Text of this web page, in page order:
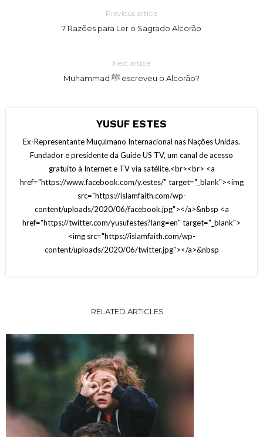
Previous article
7 Razões para Ler o Sagrado Alcorão
Next article
Muhammad ﷺ escreveu o Alcorão?
YUSUF ESTES
Ex-Representante Muçulmano Internacional nas Nações Unidas.
Fundador e presidente da Guide US TV, um canal de acesso
gratuito à Internet e TV via satélite.<br><br> <a
href="https://www.facebook.com/y.estes/" target="_blank"><img
src="https://islamfaith.com/wp-
content/uploads/2020/06/facebook.jpg"></a>&nbsp <a
href="https://twitter.com/yusufestes?lang=en" target="_blank">
<img src="https://islamfaith.com/wp-
content/uploads/2020/06/twitter.jpg"></a>&nbsp
RELATED ARTICLES